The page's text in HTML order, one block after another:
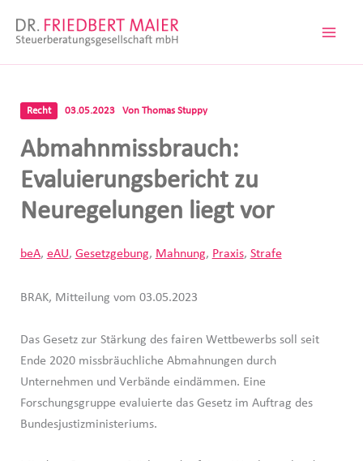
Inhalt
Recht 03.05.2023 Von Thomas Stuppy
Abmahnmissbrauch:
Evaluierungsbericht zu
Neuregelungen liegt vor
beA, eAU, Gesetzgebung, Mahnung, Praxis, Strafe
BRAK, Mitteilung vom 03.05.2023
Das Gesetz zur Stärkung des fairen Wettbewerbs soll seit
Ende 2020 missbräuchliche Abmahnungen durch
Unternehmen und Verbände eindämmen. Eine
Forschungsgruppe evaluierte das Gesetz im Auftrag des
Bundesjustizministeriums.